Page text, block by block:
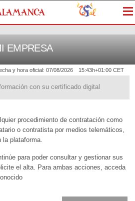
y hora oficial: 07/08/2026 15:43h+01:00 CET
con su certificado digital
EMPRESA
procedimiento de contratación como
o contratista por medios telemáticos,
la plataforma.
para poder consultar y gestionar sus
el alta. Para ambas acciones, acceda